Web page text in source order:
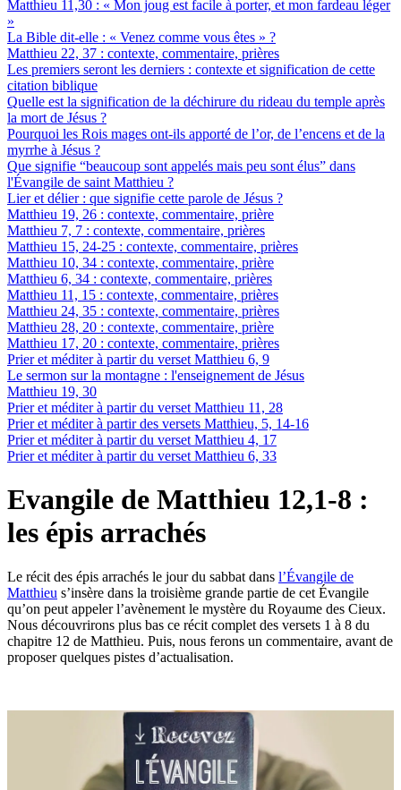
Matthieu 11,30 : « Mon joug est facile à porter, et mon fardeau léger
»
La Bible dit-elle : « Venez comme vous êtes » ?
Matthieu 22, 37 : contexte, commentaire, prières
Les premiers seront les derniers : contexte et signification de cette
citation biblique
Quelle est la signification de la déchirure du rideau du temple après
la mort de Jésus ?
Pourquoi les Rois mages ont-ils apporté de l’or, de l’encens et de la
myrrhe à Jésus ?
Que signifie “beaucoup sont appelés mais peu sont élus” dans
l'Évangile de saint Matthieu ?
Lier et délier : que signifie cette parole de Jésus ?
Matthieu 19, 26 : contexte, commentaire, prière
Matthieu 7, 7 : contexte, commentaire, prières
Matthieu 15, 24-25 : contexte, commentaire, prières
Matthieu 10, 34 : contexte, commentaire, prière
Matthieu 6, 34 : contexte, commentaire, prières
Matthieu 11, 15 : contexte, commentaire, prières
Matthieu 24, 35 : contexte, commentaire, prières
Matthieu 28, 20 : contexte, commentaire, prière
Matthieu 17, 20 : contexte, commentaire, prières
Prier et méditer à partir du verset Matthieu 6, 9
Le sermon sur la montagne : l'enseignement de Jésus
Matthieu 19, 30
Prier et méditer à partir du verset Matthieu 11, 28
Prier et méditer à partir des versets Matthieu, 5, 14-16
Prier et méditer à partir du verset Matthieu 4, 17
Prier et méditer à partir du verset Matthieu 6, 33
Evangile de Matthieu 12,1-8 :
les épis arrachés
Le récit des épis arrachés le jour du sabbat dans l’Évangile de
Matthieu s’insère dans la troisième grande partie de cet Évangile
qu’on peut appeler l’avènement le mystère du Royaume des Cieux.
Nous découvrirons plus bas ce récit complet des versets 1 à 8 du
chapitre 12 de Matthieu. Puis, nous ferons un commentaire, avant de
proposer quelques pistes d’actualisation.